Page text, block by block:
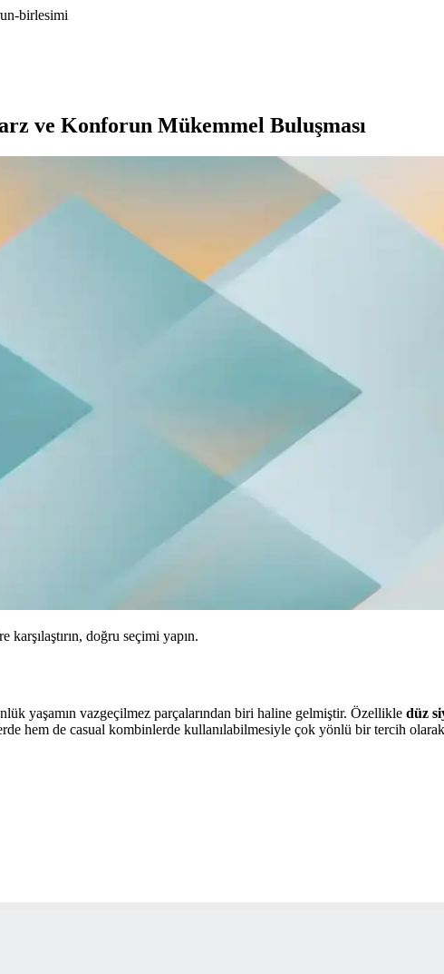
birlesimi
ve Konforun Mükemmel Buluşması
doğru seçimi yapın.
yaşamın vazgeçilmez parçalarından biri haline gelmiştir. Özellikle düz
hem de casual kombinlerde kullanılabilmesiyle çok yönlü bir tercih